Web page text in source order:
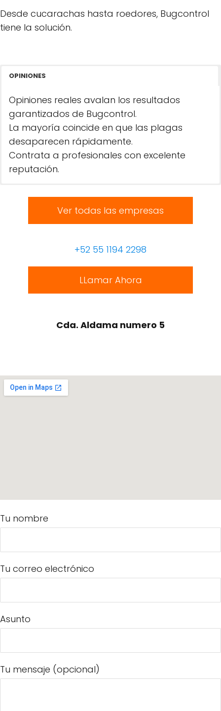
Desde cucarachas hasta roedores, Bugcontrol
tiene la solución.
OPINIONES
Opiniones reales avalan los resultados
garantizados de Bugcontrol.
La mayoría coincide en que las plagas
desaparecen rápidamente.
Contrata a profesionales con excelente
reputación.
Ver todas las empresas
+52 55 1194 2298
LLamar Ahora
Cda. Aldama numero 5
Tu nombre
Tu correo electrónico
Asunto
Tu mensaje (opcional)